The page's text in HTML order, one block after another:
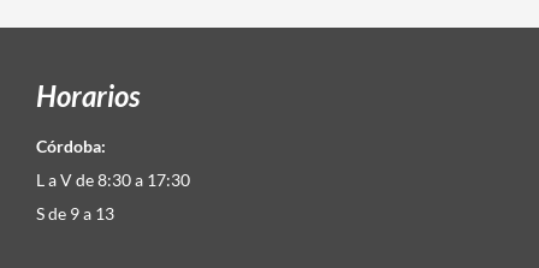
Horarios
Córdoba:
L a V de 8:30 a 17:30
S de 9 a 13